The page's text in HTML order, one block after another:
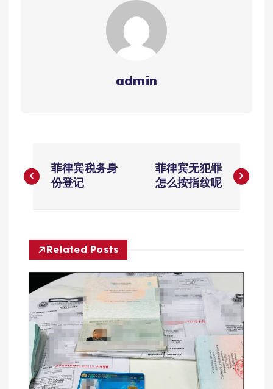
admin
章
航
菲律宾税务身
份登记
菲律宾无犯罪
怎么按指纹呢
Related Posts